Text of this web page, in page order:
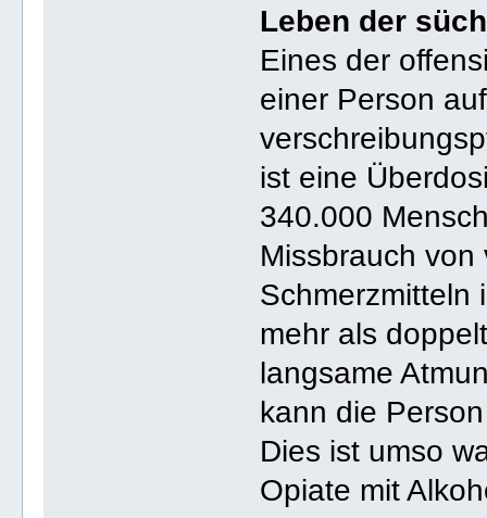
Leben der
Eines der
einer Person
ist eine
340.000
Missbrauch
Schmerzmitteln
mehr als
langsame
kann die
Dies ist umso
Opiate mit